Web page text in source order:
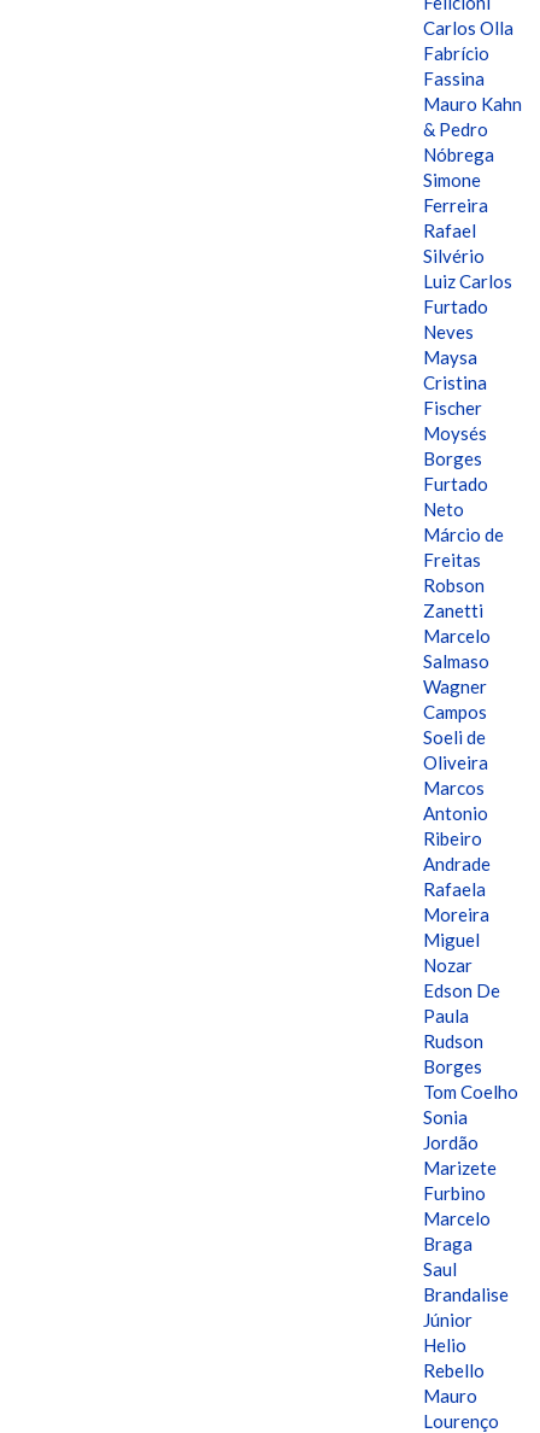
Carlos Olla
Fabrício
Fassina
Mauro Kahn
& Pedro
Nóbrega
Simone
Ferreira
Rafael
Silvério
Luiz Carlos
Furtado
Neves
Maysa
Cristina
Fischer
Moysés
Borges
Furtado
Neto
Márcio de
Freitas
Robson
Zanetti
Marcelo
Salmaso
Wagner
Campos
Soeli de
Oliveira
Marcos
Antonio
Ribeiro
Andrade
Rafaela
Moreira
Miguel
Nozar
Edson De
Paula
Rudson
Borges
Tom Coelho
Sonia
Jordão
Marizete
Furbino
Marcelo
Braga
Saul
Brandalise
Júnior
Helio
Rebello
Mauro
Lourenço